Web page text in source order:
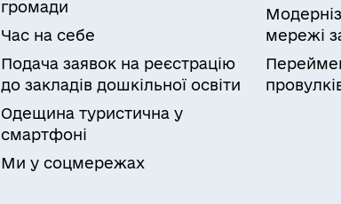
громади
Час на себе
Подача заявок на реєстрацію
до закладів дошкільної освіти
Одещина туристична у
смартфоні
Ми у соцмережах
мережі